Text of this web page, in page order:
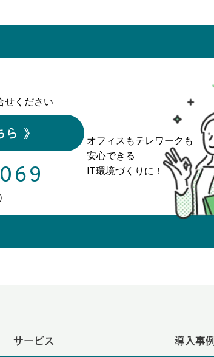
せください
ら 》
オフィスもテレワークも
安心できる
IT環境づくりに！
サービス 導入事例